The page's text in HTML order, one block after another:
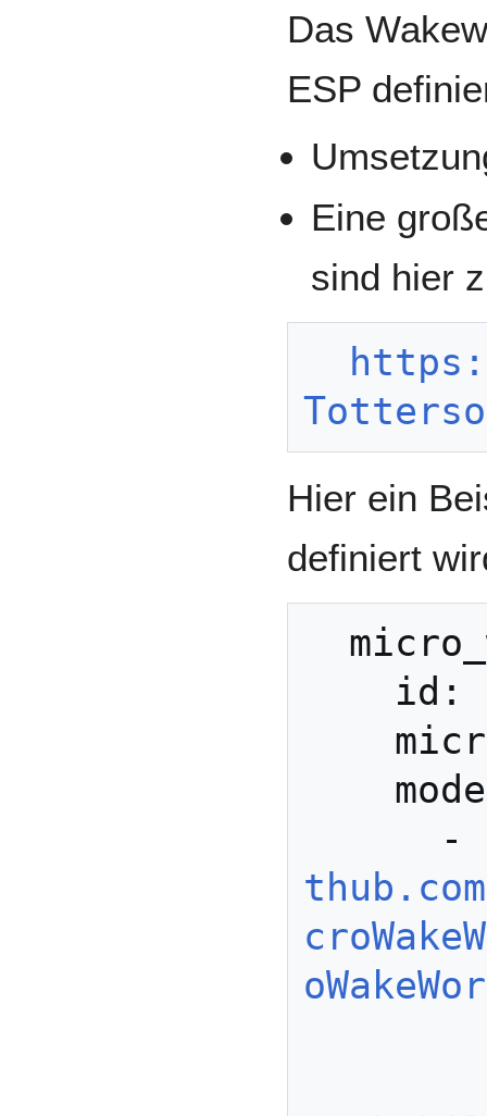
Das
ESP
Eine
sind hier
Hier ein
definiert